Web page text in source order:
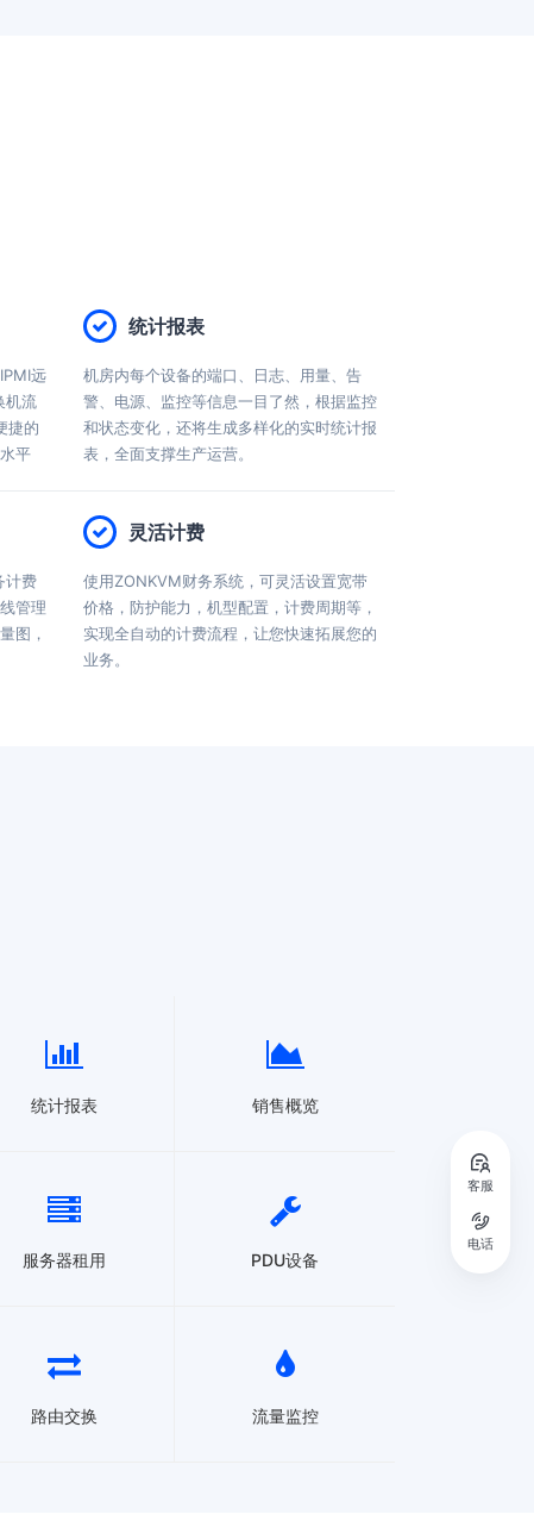
远
机流
捷的
平
统计报表
机房内每个设备的端口、日志、用量、告
警、电源、监控等信息一目了然，根据监控
和状态变化，还将生成多样化的实时统计报
表，全面支撑生产运营。
计费
管理
图，
灵活计费
使用ZONKVM财务系统，可灵活设置宽带
价格，防护能力，机型配置，计费周期等，
实现全自动的计费流程，让您快速拓展您的
业务。
统计报表 销售概览
服务器租用 PDU设备
路由交换 流量监控
客服
电话